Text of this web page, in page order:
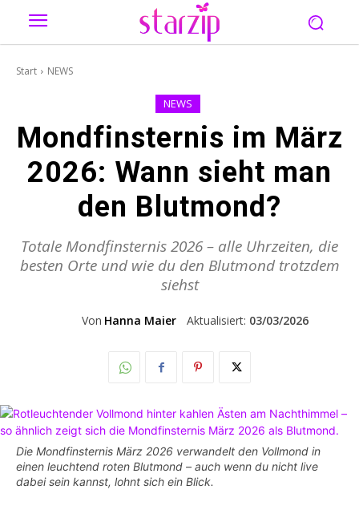
Start NEWS
NEWS
Mondfinsternis im März
2026: Wann sieht man
den Blutmond?
Totale Mondfinsternis 2026 – alle Uhrzeiten, die
besten Orte und wie du den Blutmond trotzdem
siehst
Von Hanna Maier Aktualisiert: 03/03/2026
Die Mondfinsternis März 2026 verwandelt den Vollmond in
einen leuchtend roten Blutmond – auch wenn du nicht live
dabei sein kannst, lohnt sich ein Blick.